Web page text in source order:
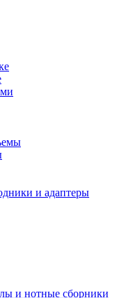
и адаптеры
и нотные сборники